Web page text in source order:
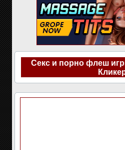
Секс и порно флеш